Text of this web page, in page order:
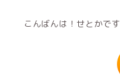
こんばんは！せとかです